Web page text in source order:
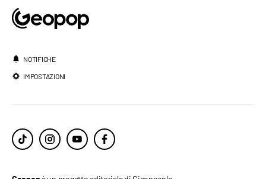
NOTIFICHE
IMPOSTAZIONI